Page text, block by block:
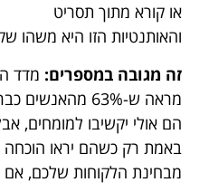
או קורא מתוך תסריט
והאותנטיות הזו היא משהו
זה מגובה במספרים:
מראה ש-63%
הם אולי יקשיבו למומחים,
באמת רק כשהם יראו הוכחה
מבחינת הלקוחות שלכם, אם